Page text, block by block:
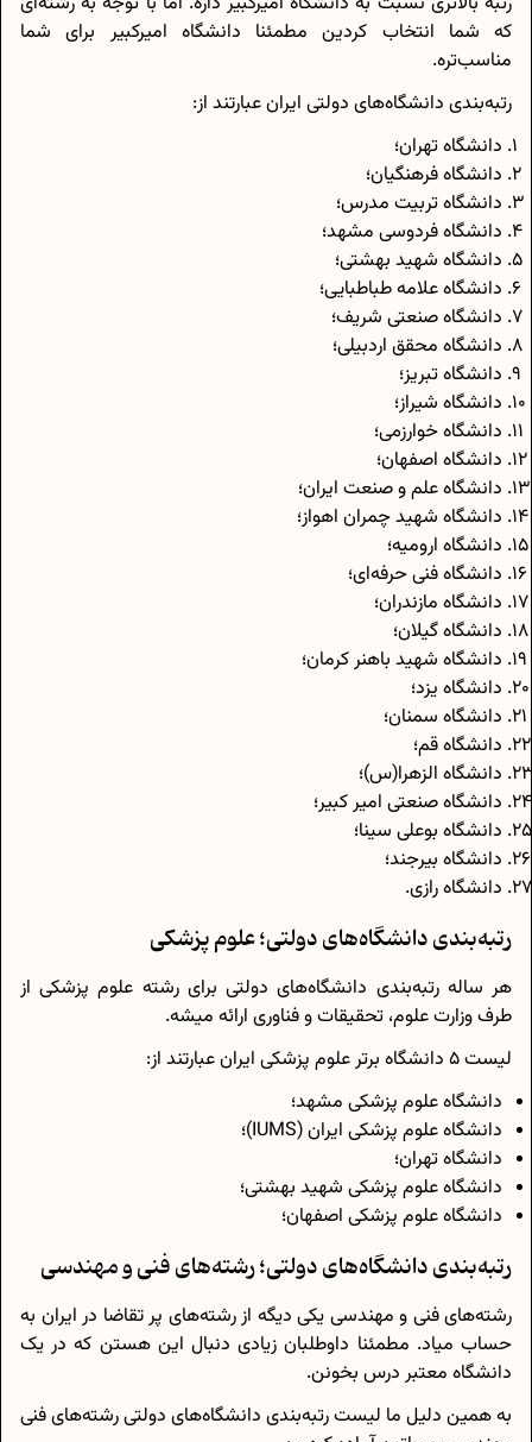
که شما انتخاب کردین مطمئنا دانشگاه امیرکبیر برای شما
مناسب‌تره.
رتبه‌بندی دانشگاه‌های دولتی ایران عبارتند از:
دانشگاه تهران؛
دانشگاه فرهنگیان؛
دانشگاه تربیت مدرس؛
دانشگاه فردوسی مشهد؛
دانشگاه شهید بهشتی؛
دانشگاه علامه طباطبایی؛
دانشگاه صنعتی شریف؛
دانشگاه محقق اردبیلی؛
دانشگاه تبریز؛
دانشگاه شیراز؛
دانشگاه خوارزمی؛
دانشگاه اصفهان؛
دانشگاه علم و صنعت ایران؛
دانشگاه شهید چمران اهواز؛
دانشگاه ارومیه؛
دانشگاه فنی حرفه‌ای؛
دانشگاه مازندران؛
دانشگاه گیلان؛
دانشگاه شهید باهنر کرمان؛
دانشگاه یزد؛
دانشگاه سمنان؛
دانشگاه قم؛
دانشگاه الزهرا(س)؛
دانشگاه صنعتی امیر کبیر؛
دانشگاه بوعلی سینا؛
دانشگاه بیرجند؛
دانشگاه رازی.
رتبه‌بندی دانشگاه‌های دولتی؛ علوم پزشکی
هر ساله رتبه‌بندی دانشگاه‌های دولتی برای رشته علوم پزشکی از
طرف وزارت علوم، تحقیقات و فناوری ارائه میشه.
لیست 5 دانشگاه برتر علوم پزشکی ایران عبارتند از:
دانشگاه علوم پزشکی مشهد؛
دانشگاه علوم پزشکی ایران (IUMS)؛
دانشگاه تهران؛
دانشگاه علوم پزشکی شهید بهشتی؛
دانشگاه علوم پزشکی اصفهان؛
رتبه‌بندی دانشگاه‌های دولتی؛ رشته‌های فنی و مهندسی
رشته‌های فنی و مهندسی یکی دیگه از رشته‌های پر تقاضا در ایران به
حساب میاد. مطمئنا داوطلبان زیادی دنبال این هستن که در یک
دانشگاه معتبر درس بخونن.
به همین دلیل ما لیست رتبه‌بندی دانشگاه‌های دولتی رشته‌های فنی